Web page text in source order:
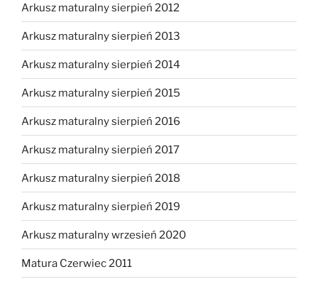
Arkusz maturalny sierpień 2012
Arkusz maturalny sierpień 2013
Arkusz maturalny sierpień 2014
Arkusz maturalny sierpień 2015
Arkusz maturalny sierpień 2016
Arkusz maturalny sierpień 2017
Arkusz maturalny sierpień 2018
Arkusz maturalny sierpień 2019
Arkusz maturalny wrzesień 2020
Matura Czerwiec 2011